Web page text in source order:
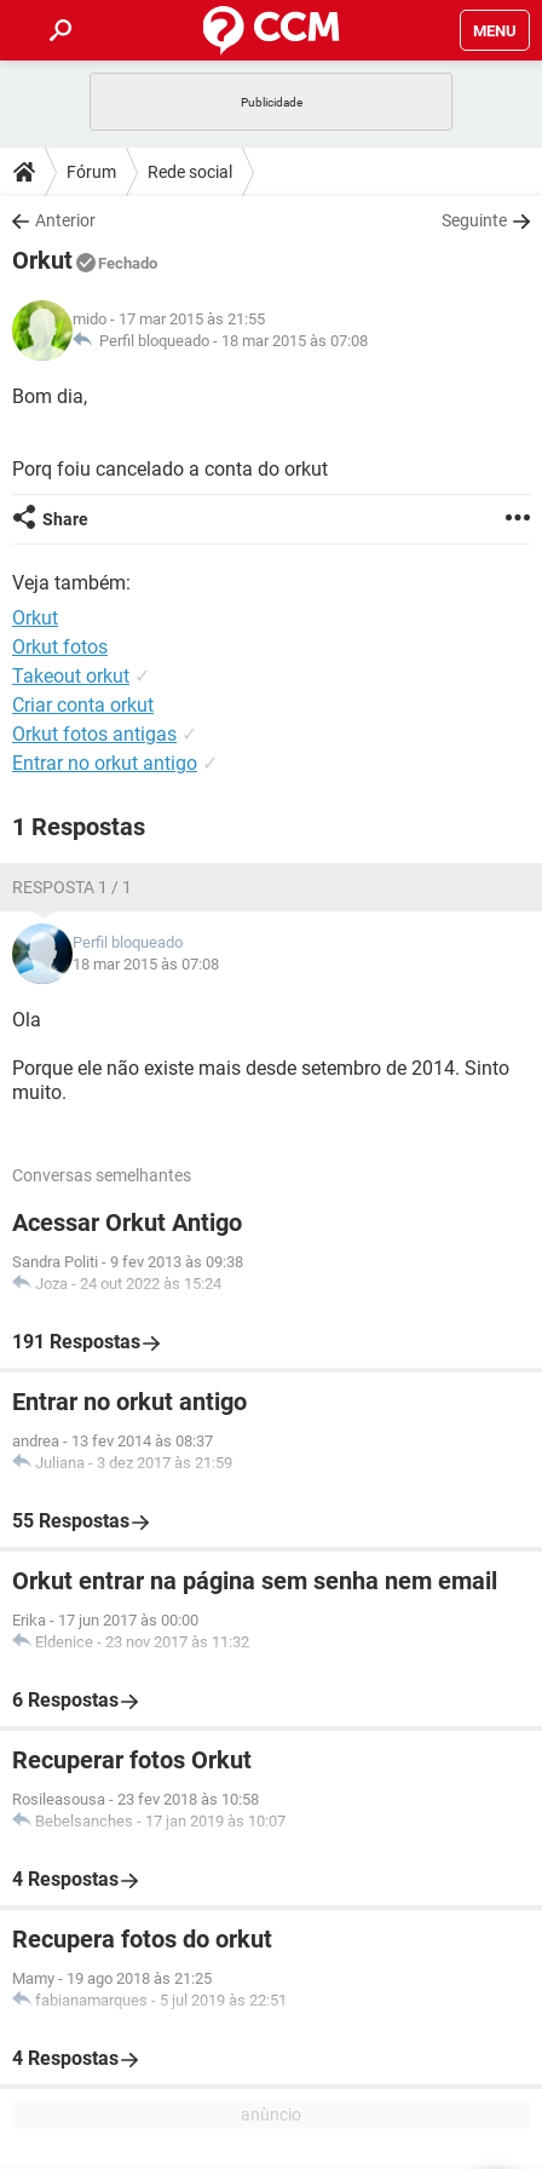
MENU
CELULAR
OUTLOOK
INSTAGRAM
GUIA DE COMPRAS
DICAS
JOGOS
INSTAGRAM
GUIA DE COMPRAS
DOWNLOADS
JOGOS
CELULAR
OUTLOOK EXCEL
INSTAGRAM
JOGOS
CELULAR
OUTLOOK
GLOSSÁRIO
JOGOS
OUTLOOK EXCEL
INSTAGRAM
Fórum Rede social
Anterior Seguinte
Orkut Fechado
mido - 17 mar 2015 às 21:55
Perfil bloqueado - 18 mar 2015 às 07:08
Bom dia,
Porq foiu cancelado a conta do orkut
Share
Veja também:
Orkut
Orkut fotos
Takeout orkut ✓
Criar conta orkut
Orkut fotos antigas ✓
Entrar no orkut antigo ✓
1 Respostas
RESPOSTA 1 / 1
Perfil bloqueado
18 mar 2015 às 07:08
Ola
Porque ele não existe mais desde setembro de 2014. Sinto
muito.
Conversas semelhantes
Acessar Orkut Antigo
Sandra Politi - 9 fev 2013 às 09:38
Joza - 24 out 2022 às 15:24
191 Respostas
Entrar no orkut antigo
andrea - 13 fev 2014 às 08:37
Juliana - 3 dez 2017 às 21:59
55 Respostas
Orkut entrar na página sem senha nem email
Erika - 17 jun 2017 às 00:00
Eldenice - 23 nov 2017 às 11:32
6 Respostas
Recuperar fotos Orkut
Rosileasousa - 23 fev 2018 às 10:58
Bebelsanches - 17 jan 2019 às 10:07
4 Respostas
Recupera fotos do orkut
Mamy - 19 ago 2018 às 21:25
fabianamarques - 5 jul 2019 às 22:51
4 Respostas